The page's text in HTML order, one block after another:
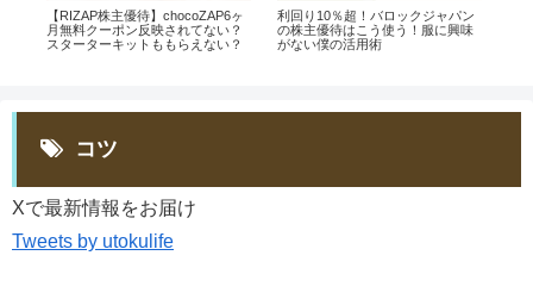
【RIZAP株主優待】chocoZAP6ヶ
月無料クーポン反映されてない？
スターターキットももらえない？
利回り10％超！バロックジャパン
の株主優待はこう使う！服に興味
がない僕の活用術
コツ
Xで最新情報をお届け
Tweets by utokulife